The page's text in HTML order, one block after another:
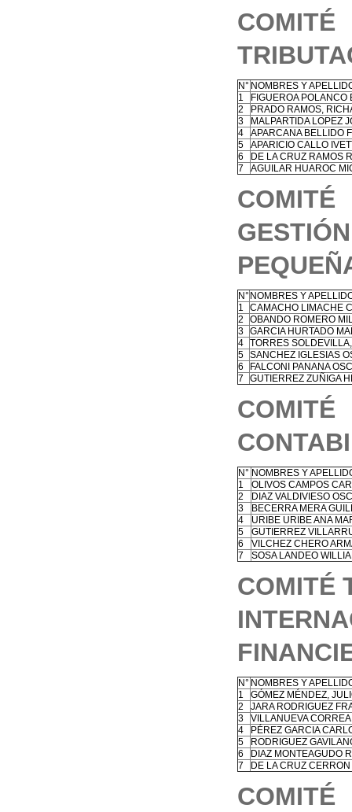
N° NOMBRES Y
1
FIGUEROA POLANCO
2
PRADO RAMOS,
3
MALPARTIDA LOPEZ
4
APARCANA BELLIDO
5
APARICIO CALLO
6
DE LA CRUZ RAMOS
7
AGUILAR HUAROC
N° NOMBRES Y
1
CAMACHO LIMACHE
2
OBANDO ROMERO
3 GARCIA HURTADO
4 TORRES
5 SANCHEZ IGLESIAS
6
FALCONI PANANA
7
GUTIERREZ ZUÑIGA
N° NOMBRES Y
1
OLIVOS CAMPOS
2
DIAZ VALDIVIESO
3
BECERRA MERA
4
URIBE URIBE ANA
5
GUTIERREZ
6
VILCHEZ CHERO
7
SOSA LANDEO
COMITÉ
N° NOMBRES Y
1
GÓMEZ MÉNDEZ,
2
JARA RODRIGUEZ
3
VILLANUEVA
4
PÉREZ GARCIA
5
RODRIGUEZ
6
DIAZ MONTEAGUDO
7
DE LA CRUZ